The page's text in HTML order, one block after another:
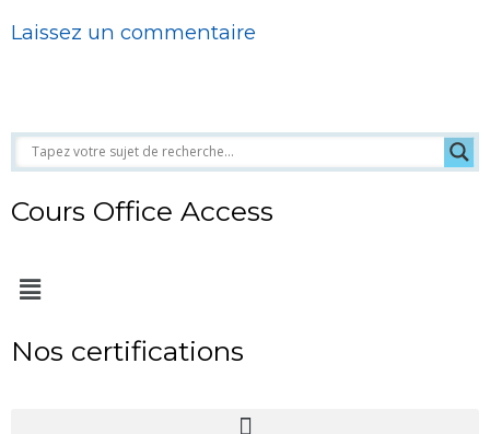
Laissez un commentaire
Cours Office Access
Menu
Nos certifications